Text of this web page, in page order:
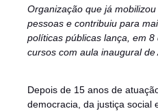
Organização que já
pessoas e contribuiu para
políticas públicas lança, em
cursos com aula inaugural de
Depois de 15 anos de
democracia, da justiça social